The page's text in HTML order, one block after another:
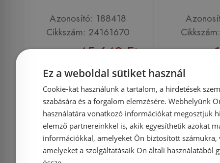
Azonosító: 188418
Cikkszám: 24161670
45 640 Ft
Kosárba
-24%
Rendelésre Raktáron
Ez a weboldal sütiket használ
Cookie-kat használunk a tartalom, a hirdetések
szabására és a forgalom elemzésére. Webhelyünk
használatára vonatkozó információkat megosztjuk
elemző partnereinkkel is, akik egyesíthetik azokat
információkkal, amelyeket Ön biztosított számukra,
amelyeket a szolgáltatásaik Ön általi használatából